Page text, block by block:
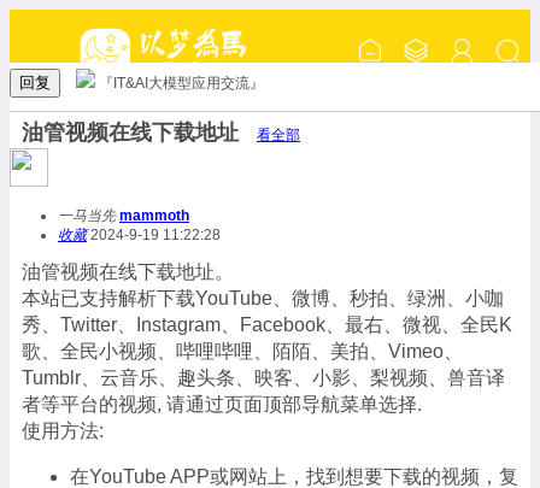
回复 『IT&AI大模型应用交流』
油管视频在线下载地址 看全部
一马当先 mammoth
收藏2024-9-19 11:22:28
油管视频在线下载地址。
本站已支持解析下载YouTube、微博、秒拍、绿洲、小咖
秀、Twitter、Instagram、Facebook、最右、微视、全民K
歌、全民小视频、哔哩哔哩、陌陌、美拍、Vimeo、
Tumblr、云音乐、趣头条、映客、小影、梨视频、兽音译
者等平台的视频, 请通过页面顶部导航菜单选择.
使用方法:
在YouTube APP或网站上，找到想要下载的视频，复